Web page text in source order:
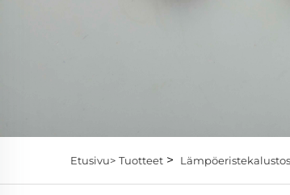
Etusivu> Tuotteet >